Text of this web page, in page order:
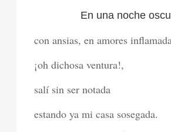
En una noche
con ansias, en amores
¡oh dichosa ventura!,
salí sin ser notada
estando ya mi casa sosegada.